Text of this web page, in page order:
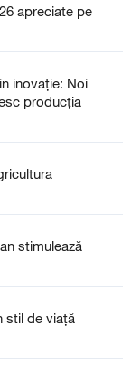
apreciate pe
inovație: Noi
producția
stimulează
stil de viață